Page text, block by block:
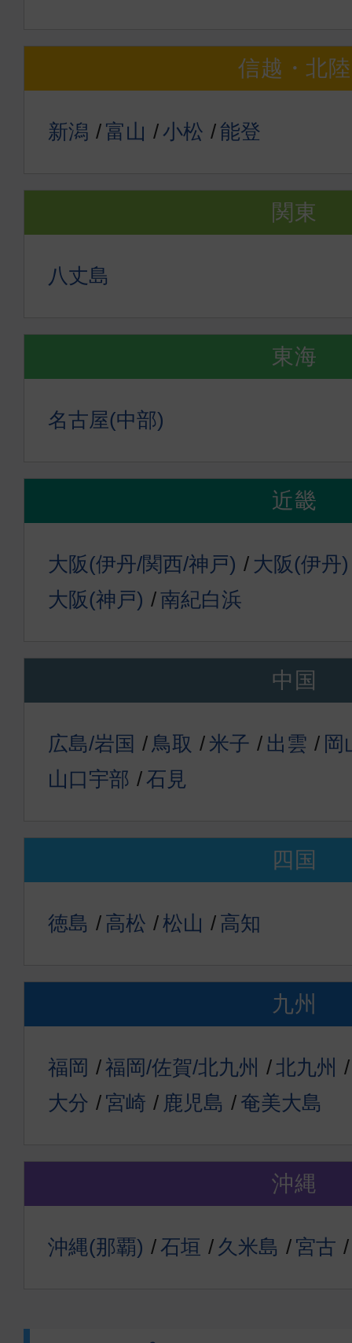
信越・北陸
新潟 富山 小松 能登
関東
八丈島
東海
名古屋(中部)
近畿
大阪(伊丹/関西/神戸)
大阪(伊丹)
大阪(神戸)
南紀白浜
中国
広島/岩国 鳥取 米子 出雲
岡
山口宇部
石見
四国
徳島 高松 松山 高知
九州
福岡 福岡/佐賀/北九州
北九州
大分
宮崎 鹿児島 奄美大島
沖縄
沖縄(那覇) 石垣 久米島 宮古